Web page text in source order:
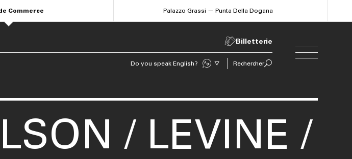
Commerce Palazzo Grassi — Punta Della Dogana
Billetterie
Do you speak English?
Sprechen Sie Deutsch?
Rechercher
/ LEVINE /